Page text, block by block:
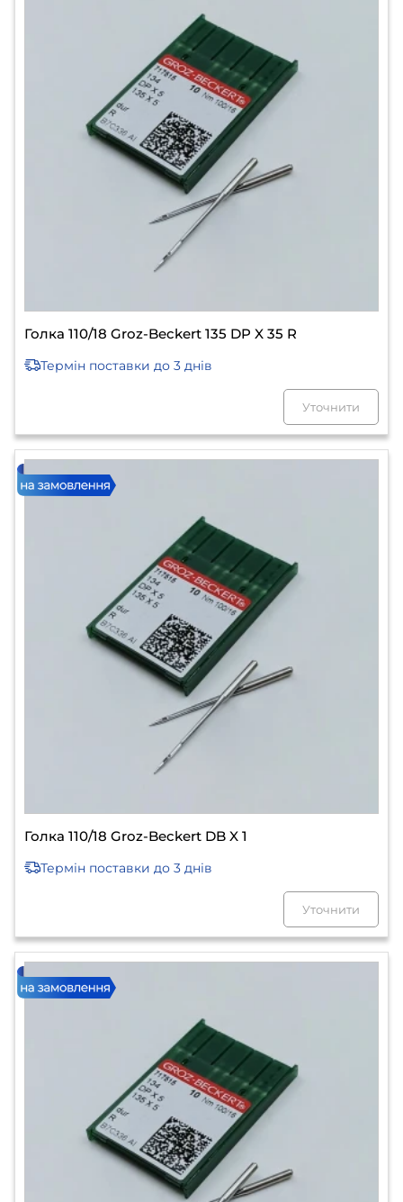
Голка 110/18 Groz-Beckert 135 DP X 35 R
Термін поставки до 3 днів
Уточнити
Голка 110/18 Groz-Beckert DB X 1
Термін поставки до 3 днів
Уточнити